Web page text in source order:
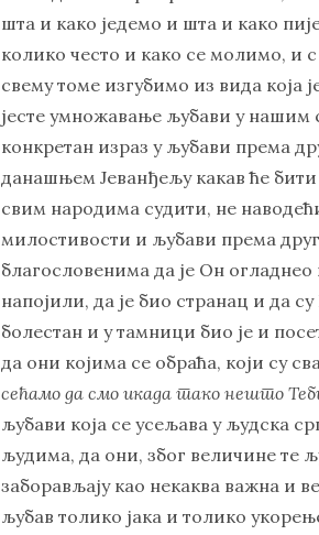
шта и како једемо и шта и како
колико често и како се молимо, и
свему томе изгубимо из вида која
јесте умножавање љубави у
конкретан израз у љубави према
данашњем Јеванђељу какав ће
свим народима судити, не
милостивости и љубави према
благословенима да је Он
напојили, да је био странац и да
болестан и у тамници био је и
да они којима се обраћа, који су
сећамо да смо икада тако нешто
љубави која се усељава у људска
људима, да они, због величине те
заборављају као некаква важна и
љубав толико јака и толико